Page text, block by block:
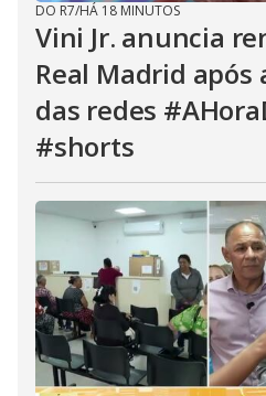
DO R7/HÁ 18 MINUTOS
Vini Jr. anuncia
Real Madrid após
das redes
#shorts